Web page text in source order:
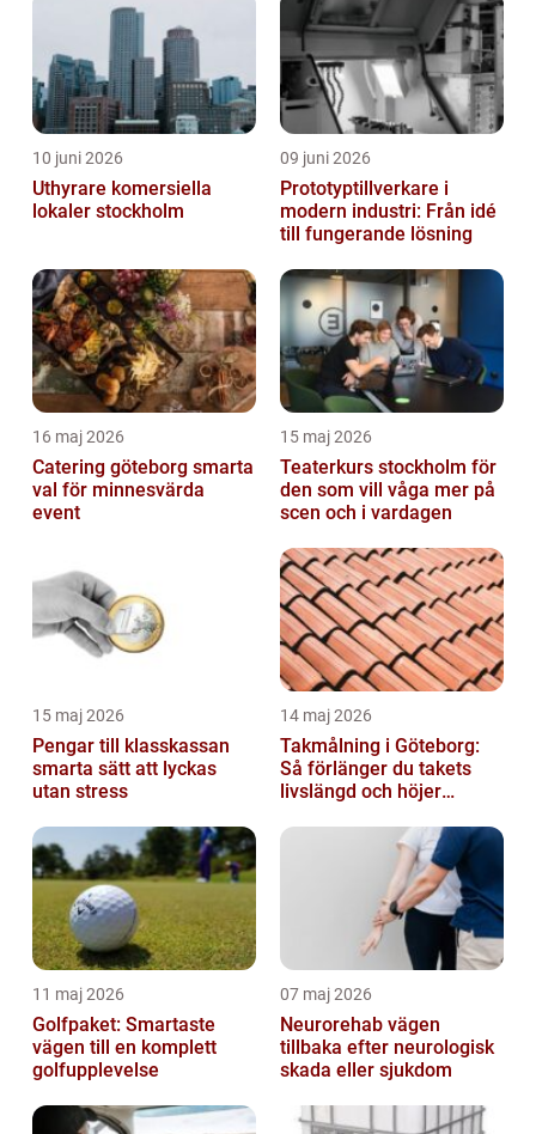
10 juni 2026
Uthyrare komersiella
lokaler stockholm
09 juni 2026
Prototyptillverkare i
modern industri: Från idé
till fungerande lösning
16 maj 2026
Catering göteborg smarta
val för minnesvärda
event
15 maj 2026
Teaterkurs stockholm för
den som vill våga mer på
scen och i vardagen
15 maj 2026
Pengar till klasskassan
smarta sätt att lyckas
utan stress
14 maj 2026
Takmålning i Göteborg:
Så förlänger du takets
livslängd och höjer
11 maj 2026
Golfpaket: Smartaste
vägen till en komplett
golfupplevelse
07 maj 2026
Neurorehab vägen
tillbaka efter neurologisk
skada eller sjukdom